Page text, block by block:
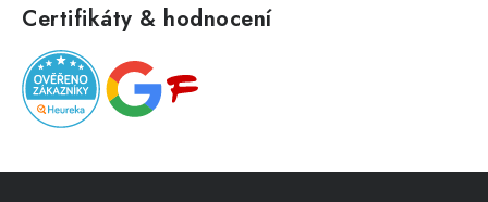
Certifikáty & hodnocení